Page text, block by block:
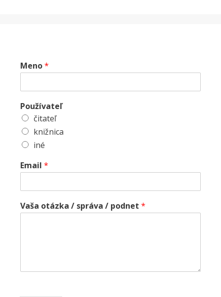
Meno*
Používateľ
čitateľ
knižnica
iné
Email *
Vaša otázka / správa / podnet *